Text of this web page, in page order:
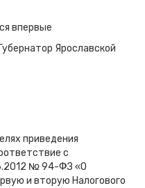
впервые
Ярославской
приведения
с
№ 94-ФЗ «О
и вторую Налогового